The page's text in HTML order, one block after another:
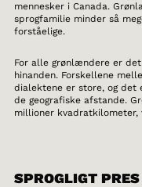
mennesker i Canada.
sprogfamilie minder så
forståelige.
For alle grønlændere er
hinanden. Forskellene
dialektene er store, og
de geografiske afstande.
millioner kvadratkilometer,
SPROGLIGT